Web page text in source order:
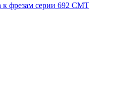
фрезам серии 692 CMT